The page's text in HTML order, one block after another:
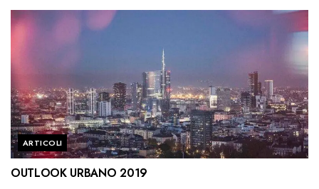
ARTICOLI
OUTLOOK URBANO 2019